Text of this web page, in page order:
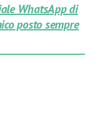
WhatsApp di
posto sempre